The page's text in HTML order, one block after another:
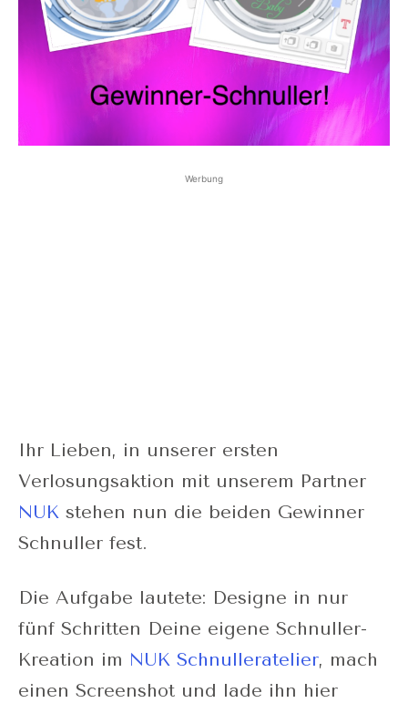
Werbung
Ihr Lieben, in unserer ersten
Verlosungsaktion mit unserem Partner
NUK stehen nun die beiden Gewinner
Schnuller fest.
Die Aufgabe lautete: Designe in nur
fünf Schritten Deine eigene Schnuller-
Kreation im NUK Schnulleratelier, mach
einen Screenshot und lade ihn hier